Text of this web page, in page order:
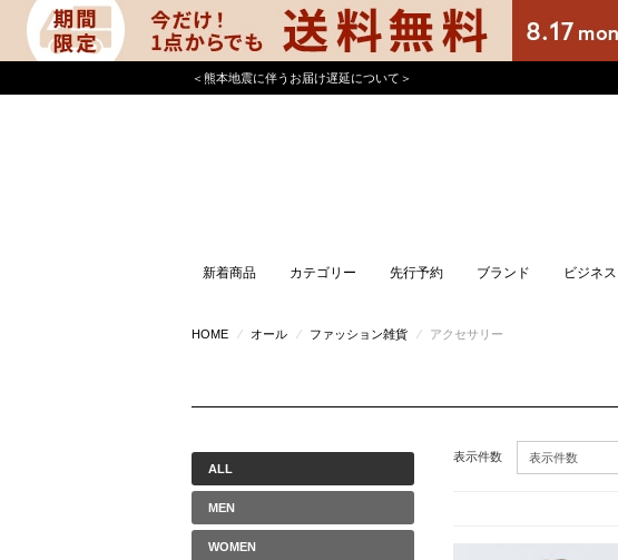
＜熊本地震に伴うお届け遅延について＞
新着商品 カテゴリー 先行予約 ブランド ビジネス
HOME ⁄ オール ⁄ ファッション雑貨 ⁄ アクセサリー
表示件数
ALL
MEN
WOMEN